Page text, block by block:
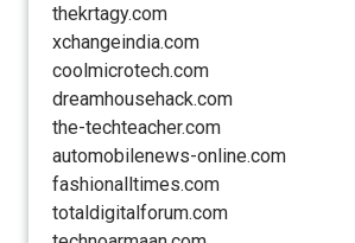
thekrtagy.com
xchangeindia.com
coolmicrotech.com
dreamhousehack.com
the-techteacher.com
automobilenews-online.com
fashionalltimes.com
totaldigitalforum.com